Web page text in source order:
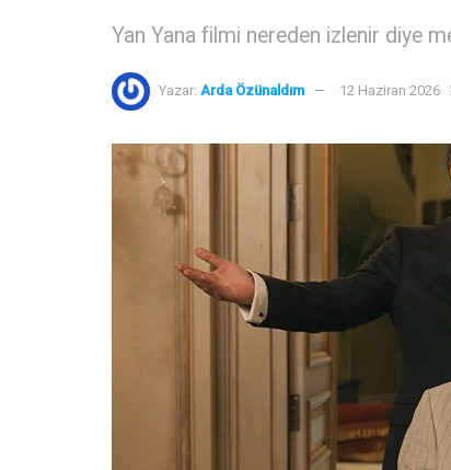
Yan Yana filmi nereden izlenir diye
Yazar: Arda Özünaldım 12 Haziran 2026